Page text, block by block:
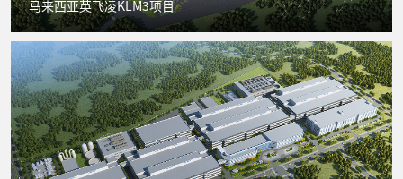
马来西亚英飞凌KLM3项目